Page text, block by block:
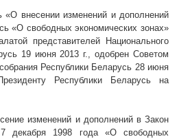
«О внесении изменений и дополнений
«О свободных экономических зонах»
представителей Национального
19 июня2013 г., одобрен Советом
Республики Беларусь 28 июня
Республики Беларусь на
изменений и дополнений в Закон
декабря 1998 года «О свободных